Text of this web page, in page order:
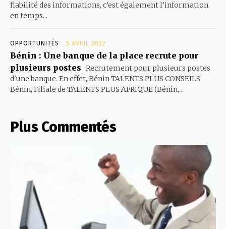
fiabilité des informations, c’est également l’information
en temps...
OPPORTUNITÉS 5 AVRIL 2022
Bénin : Une banque de la place recrute pour
plusieurs postes Recrutement pour plusieurs postes
d'une banque. En effet, Bénin TALENTS PLUS CONSEILS
Bénin, Filiale de TALENTS PLUS AFRIQUE (Bénin,...
Plus Commentés